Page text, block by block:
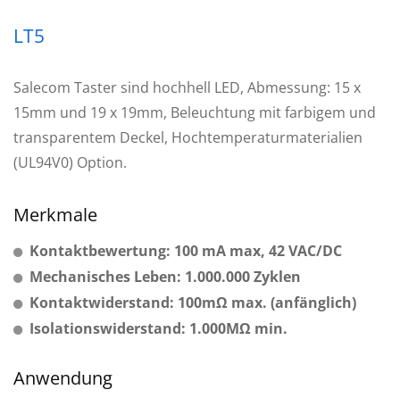
LT5
Salecom Taster sind hochhell LED, Abmessung: 15 x
15mm und 19 x 19mm, Beleuchtung mit farbigem und
transparentem Deckel, Hochtemperaturmaterialien
(UL94V0) Option.
Merkmale
Kontaktbewertung: 100 mA max, 42 VAC/DC
Mechanisches Leben: 1.000.000 Zyklen
Kontaktwiderstand: 100mΩ max. (anfänglich)
Isolationswiderstand: 1.000MΩ min.
Anwendung